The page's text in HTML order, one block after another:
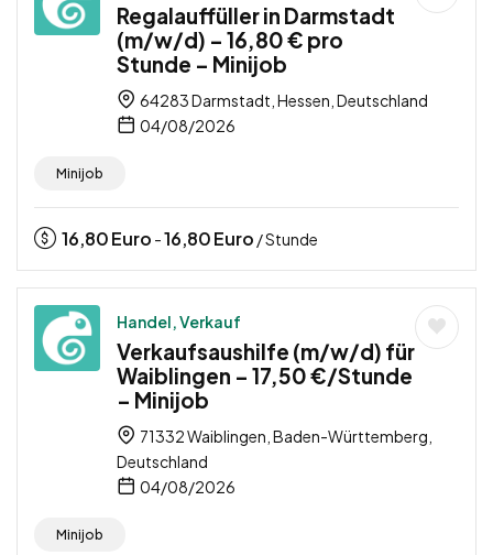
Regalauffüller in Darmstadt
(m/w/d) – 16,80 € pro
Stunde – Minijob
64283 Darmstadt, Hessen, Deutschland
04/08/2026
Minijob
16,80Euro -16,80Euro / Stunde
Handel, Verkauf
Verkaufsaushilfe (m/w/d) für
Waiblingen – 17,50 €/Stunde
– Minijob
71332 Waiblingen, Baden-Württemberg,
Deutschland
04/08/2026
Minijob